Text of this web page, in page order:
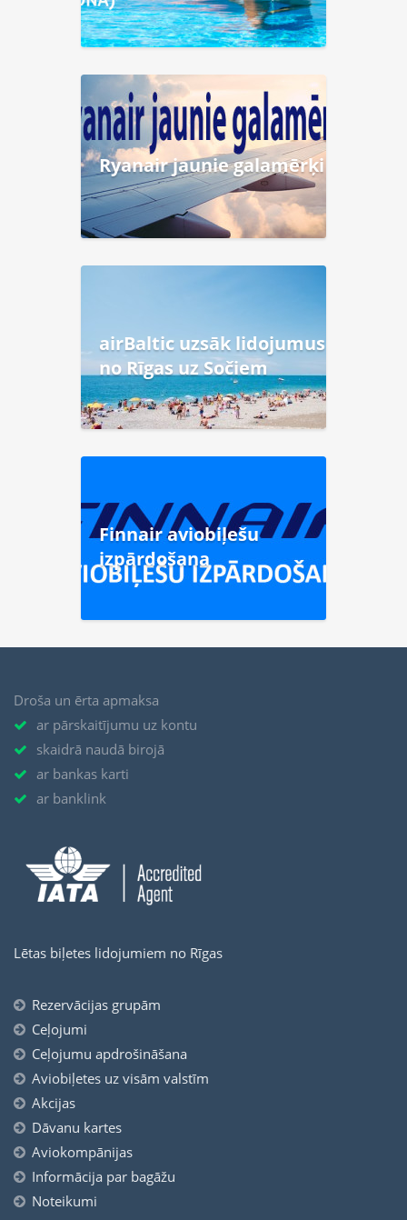
Ryanair jaunie galamērķi
airBaltic uzsāk lidojumus
no Rīgas uz Sočiem
Finnair aviobiļešu
izpārdošana
Droša un ērta apmaksa
ar pārskaitījumu uz kontu
skaidrā naudā birojā
ar bankas karti
ar banklink
Lētas biļetes lidojumiem no Rīgas
Rezervācijas grupām
Ceļojumi
Ceļojumu apdrošināšana
Aviobiļetes uz visām valstīm
Akcijas
Dāvanu kartes
Aviokompānijas
Informācija par bagāžu
Noteikumi